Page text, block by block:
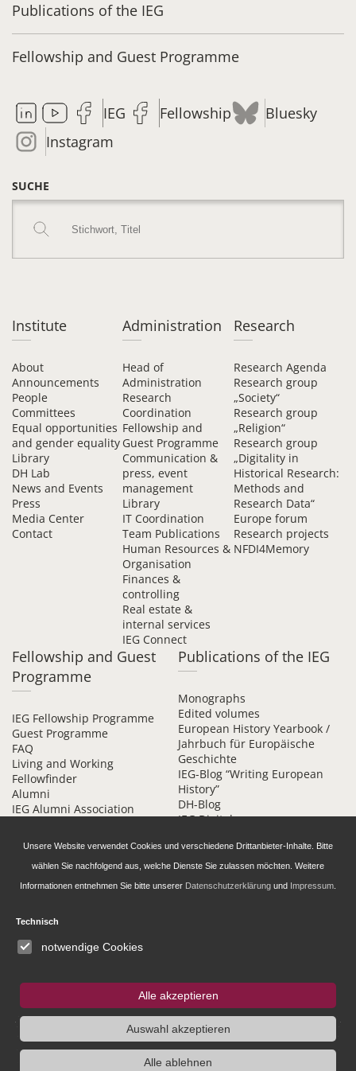
Publications of the IEG
Fellowship and Guest Programme
IEG Fellowship
Bluesky
Instagram
SUCHE
Institute
About
Announcements
People
Committees
Equal opportunities
and gender equality
Library
DH Lab
News and Events
Press
Media Center
Contact
Administration
Head of
Administration
Research
Coordination
Fellowship and
Guest Programme
Communication &
press, event
management
Library
IT Coordination
Team Publications
Human Resources &
Organisation
Finances &
controlling
Real estate &
internal services
IEG Connect
Research
Research Agenda
Research group
„Society“
Research group
„Religion“
Research group
„Digitality in
Historical Research:
Methods and
Research Data“
Europe forum
Research projects
NFDI4Memory
Fellowship and Guest
Programme
IEG Fellowship Programme
Guest Programme
FAQ
Living and Working
Fellowfinder
Alumni
IEG Alumni Association
Publications of the IEG
Monographs
Edited volumes
European History Yearbook /
Jahrbuch für Europäische
Geschichte
IEG-Blog “Writing European
History”
DH-Blog
IEG Digital
Daten­schutz­erklärung
Imprint and Privacy
Unsere Website verwendet Cookies und verschiedene Drittanbieter-Inhalte. Bitte
wählen Sie nachfolgend aus, welche Dienste Sie zulassen möchten. Weitere
Informationen entnehmen Sie bitte unserer Datenschutzerklärung und Impressum
Technisch
notwendige Cookies
Alle akzeptieren
Auswahl akzeptieren
Alle ablehnen